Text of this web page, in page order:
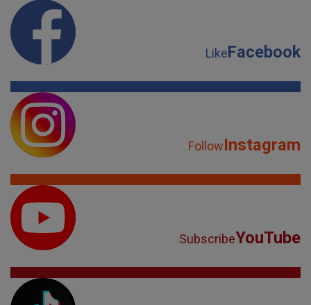
LikeFacebook
FollowInstagram
SubscribeYouTube